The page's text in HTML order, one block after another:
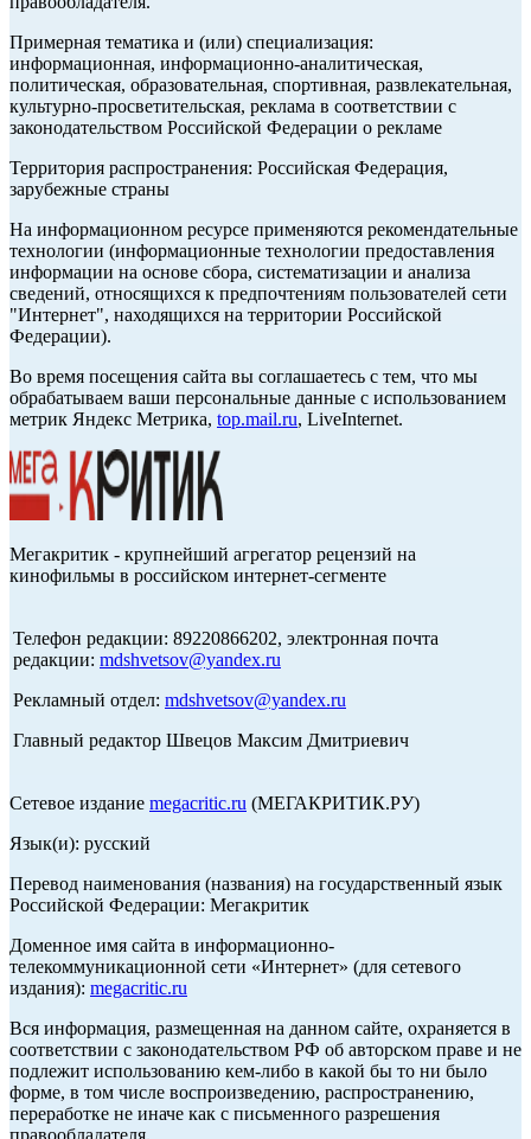
Примерная тематика и (или) специализация:
информационная, информационно-аналитическая,
политическая, образовательная, спортивная, развлекательная,
культурно-просветительская, реклама в соответствии с
законодательством Российской Федерации о рекламе
Территория распространения: Российская Федерация,
зарубежные страны
На информационном ресурсе применяются рекомендательные
технологии (информационные технологии предоставления
информации на основе сбора, систематизации и анализа
сведений, относящихся к предпочтениям пользователей сети
"Интернет", находящихся на территории Российской
Федерации).
Во время посещения сайта вы соглашаетесь с тем, что мы
обрабатываем ваши персональные данные с использованием
метрик Яндекс Метрика, top.mail.ru, LiveInternet.
Мегакритик - крупнейший агрегатор рецензий на
кинофильмы в российском интернет-сегменте
Телефон редакции: 89220866202, электронная почта
редакции: mdshvetsov@yandex.ru
Рекламный отдел: mdshvetsov@yandex.ru
Главный редактор Швецов Максим Дмитриевич
Сетевое издание megacritic.ru (МЕГАКРИТИК.РУ)
Язык(и): русский
Перевод наименования (названия) на государственный язык
Российской Федерации: Мегакритик
Доменное имя сайта в информационно-
телекоммуникационной сети «Интернет» (для сетевого
издания): megacritic.ru
Вся информация, размещенная на данном сайте, охраняется в
соответствии с законодательством РФ об авторском праве и не
подлежит использованию кем-либо в какой бы то ни было
форме, в том числе воспроизведению, распространению,
переработке не иначе как с письменного разрешения